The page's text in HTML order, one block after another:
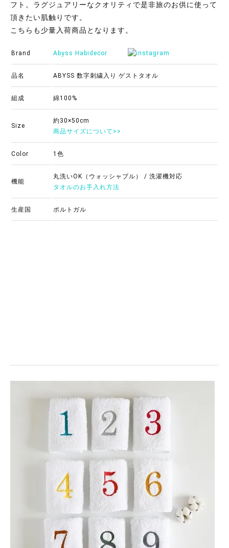
フト。 ラグジュアリーなクオリティで是非旅のお供に使って
頂きたい肌触りです。
こちらも少量入荷商品となります。
Brand Abyss Habidecor
品名 ABYSS 数字刺繍入り ゲストタオル
組成 綿100%
Size
約30×50cm
商品サイズについて>>
Color 1色
機能
丸洗いOK（ウォッシャブル） / 洗濯機対応
タオルのお手入れ方法
生産国 ポルトガル